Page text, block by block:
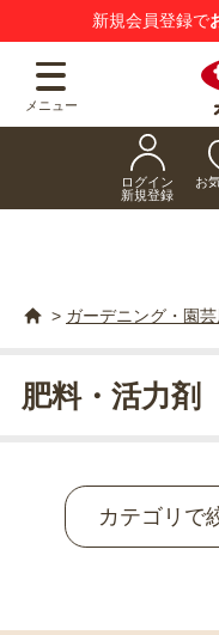
【注意喚起】悪
メニュー
ログイン
新規登録
お
> ガーデニング・園
肥料・活力剤
カテゴリで